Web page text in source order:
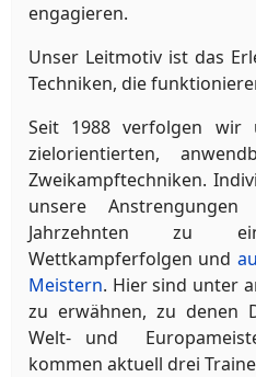
engagieren.
Unser Leitmotiv ist das
Techniken, die
Seit 1988 verfolgen wir
zielorientierten,
Zweikampftechniken.
unsere
Jahrzehnten zu
Wettkampferfolgen und
Meistern. Hier sind unter
zu erwähnen, zu denen
Welt- und
kommen aktuell drei